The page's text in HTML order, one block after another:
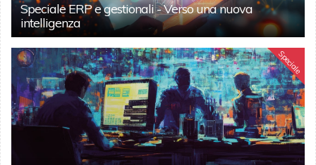
Speciale ERP e gestionali - Verso una nuova
intelligenza
Speciale